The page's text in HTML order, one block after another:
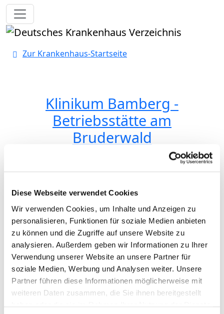
Diese Webseite verwendet Cookies
Wir verwenden Cookies, um Inhalte und Anzeigen zu
personalisieren, Funktionen für soziale Medien anbieten
zu können und die Zugriffe auf unsere Website zu
analysieren. Außerdem geben wir Informationen zu Ihrer
Verwendung unserer Website an unsere Partner für
soziale Medien, Werbung und Analysen weiter. Unsere
Partner führen diese Informationen möglicherweise mit
weiteren Daten zusammen, die Sie ihnen bereitgestellt
Toggle navigation
Zur Krankenhaus-Startseite
Klinikum Bamberg -
Betriebsstätte am
Bruderwald
Medizinische Klinik III: Nieren- und
Hochdruckkrankheiten,
Rheumatologie, Osteologie,
Zentrum für Altersmedizin
Buger Str. 80
96049 Bamberg
Tel.:0951-503-12051
Fax: 0951-503-12509